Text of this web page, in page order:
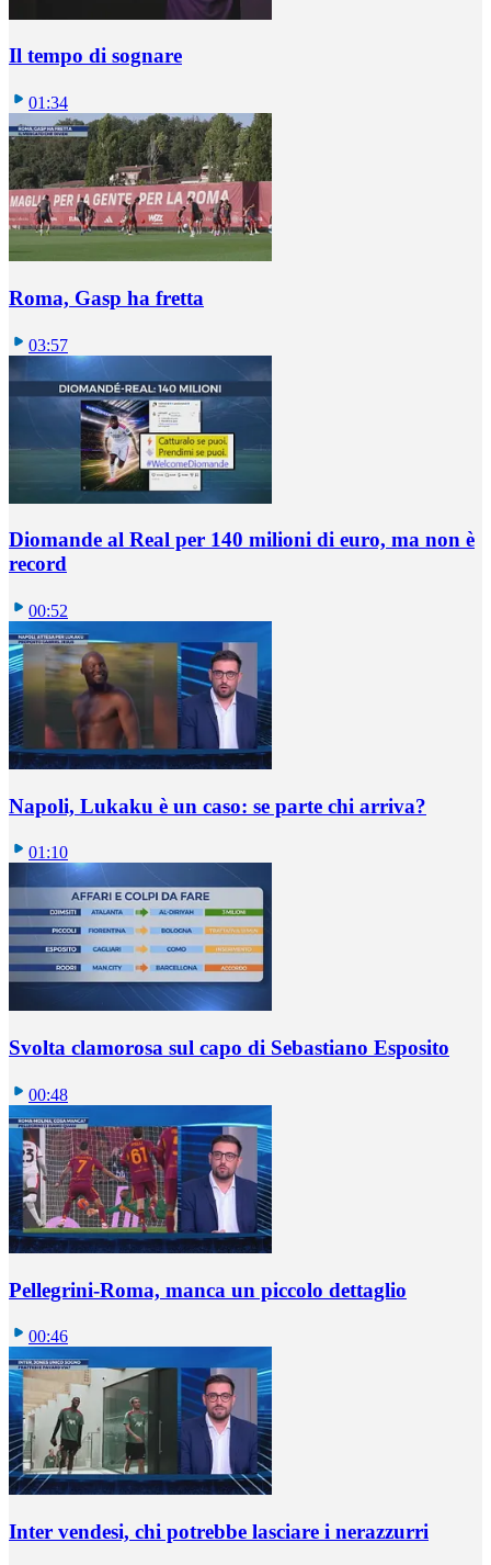
Il tempo di sognare
01:34
Roma, Gasp ha fretta
03:57
Diomande al Real per 140 milioni di euro, ma non è
record
00:52
Napoli, Lukaku è un caso: se parte chi arriva?
01:10
Svolta clamorosa sul capo di Sebastiano Esposito
00:48
Pellegrini-Roma, manca un piccolo dettaglio
00:46
Inter vendesi, chi potrebbe lasciare i nerazzurri